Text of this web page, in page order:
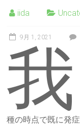
iida
9月 1, 2021
我
種の時点で既に発